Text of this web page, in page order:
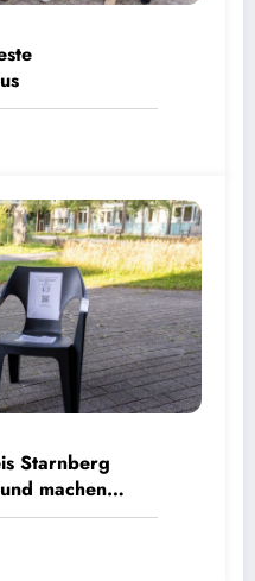
aus | Bild: © Landratsamt Starnberg
Drogentote und machen Hilfsangebote
Starnberg
machen